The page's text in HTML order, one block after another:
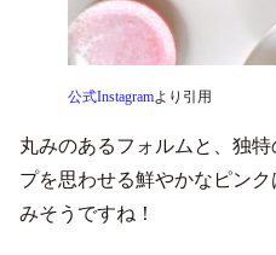
公式Instagramより引用
丸みのあるフォルムと、独
プを思わせる鮮やかなピン
みそうですね！